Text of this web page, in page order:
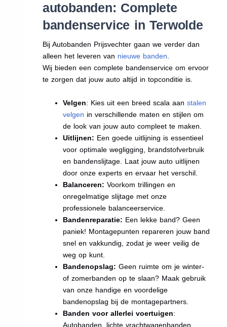
autobanden: Complete
bandenservice in Terwolde
Bij Autobanden Prijsvechter gaan we verder dan
alleen het leveren van nieuwe banden.
Wij bieden een complete bandenservice om ervoor
te zorgen dat jouw auto altijd in topconditie is.
Velgen: Kies uit een breed scala aan stalen
velgen in verschillende maten en stijlen om
de look van jouw auto compleet te maken.
Uitlijnen: Een goede uitlijning is essentieel
voor optimale wegligging, brandstofverbruik
en bandenslijtage. Laat jouw auto uitlijnen
door onze experts en ervaar het verschil.
Balanceren: Voorkom trillingen en
onregelmatige slijtage met onze
professionele balanceerservice.
Bandenreparatie: Een lekke band? Geen
paniek! Montagepunten repareren jouw band
snel en vakkundig, zodat je weer veilig de
weg op kunt.
Bandenopslag: Geen ruimte om je winter-
of zomerbanden op te slaan? Maak gebruik
van onze handige en voordelige
bandenopslag bij de montagepartners.
Banden voor allerlei voertuigen:
Autobanden, lichte vrachtwagenbanden,